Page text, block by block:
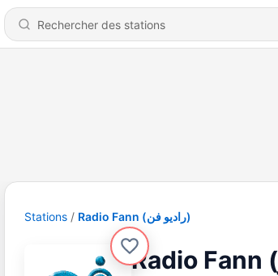
Stations Radio Fann (راديو فن)
Radio Fann (راديو